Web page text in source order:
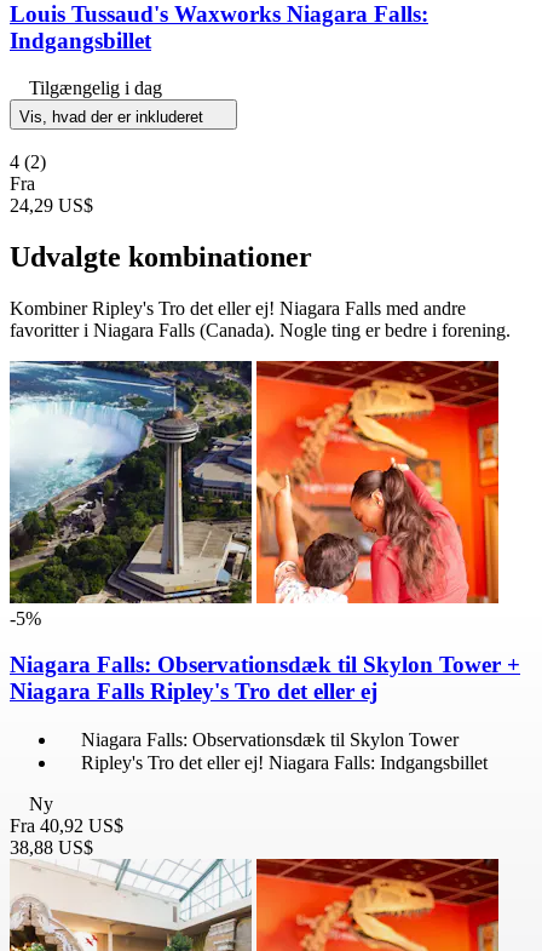
Louis Tussaud's Waxworks Niagara Falls:
Indgangsbillet
Tilgængelig i dag
Vis, hvad der er inkluderet
4 (2)
Fra
24,29 US$
Udvalgte kombinationer
Kombiner Ripley's Tro det eller ej! Niagara Falls med andre
favoritter i Niagara Falls (Canada). Nogle ting er bedre i forening.
-5%
Niagara Falls: Observationsdæk til Skylon Tower +
Niagara Falls Ripley's Tro det eller ej
Niagara Falls: Observationsdæk til Skylon Tower
Ripley's Tro det eller ej! Niagara Falls: Indgangsbillet
Ny
Fra 40,92 US$
38,88 US$